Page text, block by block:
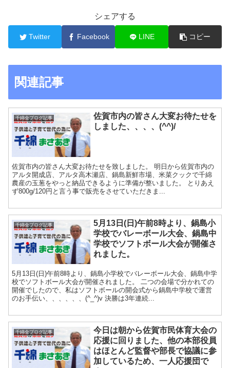
シェアする
Twitter Facebook LINE コピー
関連記事
千綿全ブログ記事
佐賀市内の皆さん大変お待たせを
しました、、、、(^^)/
佐賀市内の皆さん大変お待たせを致しました。 明日から佐賀市内の
アルタ開成店、アルタ高木瀬店、鍋島新鮮市場、米菜クックで千綿
農産の玉葱をやっと納品できるように準備が整いました。 とりあえ
ず800g/120円と言う事で販売をさせていただきま...
千綿全ブログ記事
5月13日(日)午前8時より、鍋島小
学校でバレーボール大会、鍋島中
学校でソフトボール大会が開催さ
れました。
5月13日(日)午前8時より、鍋島小学校でバレーボール大会、鍋島中学
校でソフトボール大会が開催されました。 二つの会場で分かれての
開催でしたので、私はソフトボールの開会式から鍋島中学校で運営
のお手伝い、、、、、、(^_^)v 決勝は3年連続...
千綿全ブログ記事
今日は朝から佐賀市民体育大会の
応援に回りました、他の本部役員
はほとんど監督や部長で協議に参
加しているため、一人応援団で